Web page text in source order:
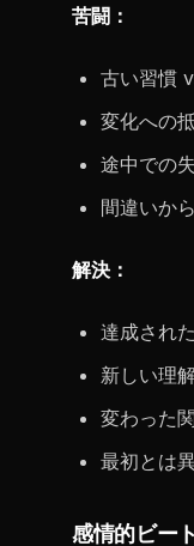
苦闘：
古い習慣
変化への
途中での
間違いか
解決：
達成され
新しい理
変わった
最初とは
感情的ビート